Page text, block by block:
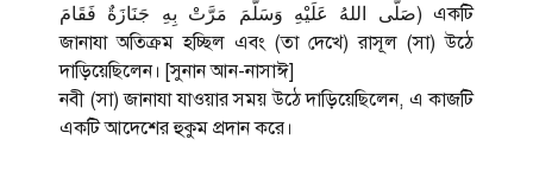
صَلَّى اللهُ عَلَيْهِ وَسَلَّمَ مَرَّتْ بِهِ جَنَازَةٌ فَقَامَ) একটি
জানাযা অতিক্রম হচ্ছিল এবং (তা দেখে) রাসূল (সা) উঠে
দাড়িয়েছিলেন। [সুনান আন-নাসাঈ]
নবী (সা) জানাযা যাওয়ার সময় উঠে দাড়িয়েছিলেন, এ কাজটি
একটি আদেশের হুকুম প্রদান করে।